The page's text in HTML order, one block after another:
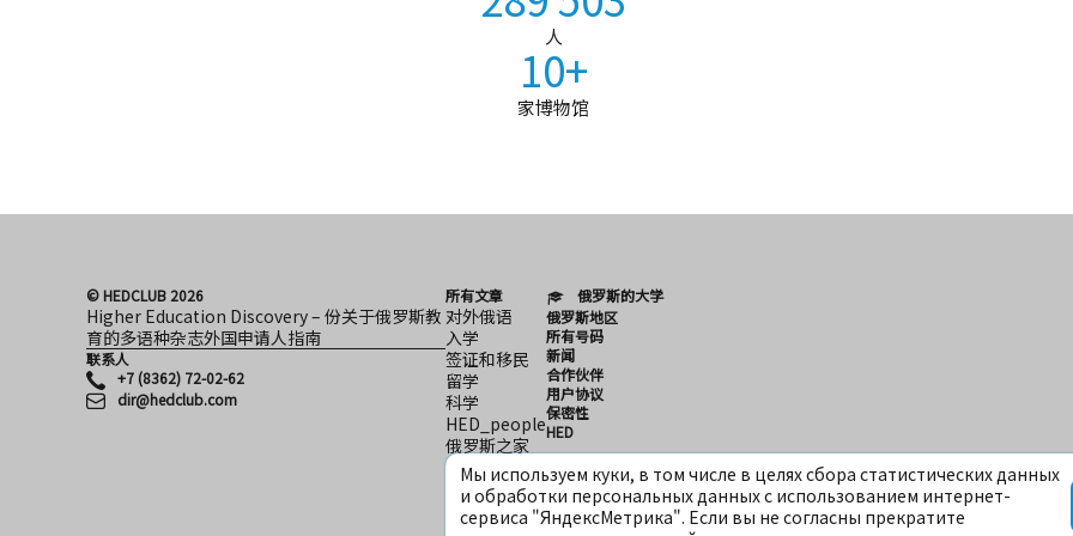
人
10+
家博物馆
© HEDCLUB 2026
Higher Education Discovery – 份关于俄罗斯教
育的多语种杂志外国申请人指南
联系人
+7 (8362) 72-02-62
dir@hedclub.com
所有文章
对外俄语
入学
签证和移民
留学
科学
HED_people
俄罗斯之家
地区
文化
俄罗斯的大学
俄罗斯地区
所有号码
新闻
合作伙伴
用户协议
保密性
HED
Мы используем куки, в том числе в целях сбора статистических данных
и обработки персональных данных с использованием интернет-
сервиса "ЯндексМетрика". Если вы не согласны прекратите